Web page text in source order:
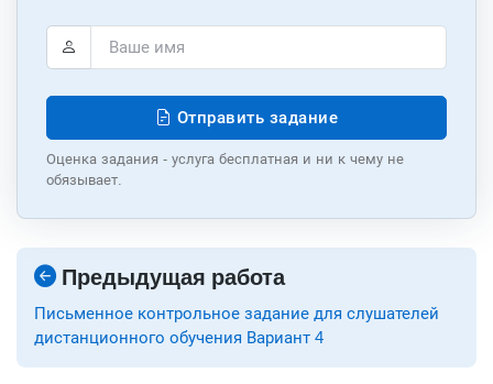
Отправить задание
Оценка задания - услуга бесплатная и ни к чему не
обязывает.
Предыдущая работа
Письменное контрольное задание для слушателей
дистанционного обучения Вариант 4